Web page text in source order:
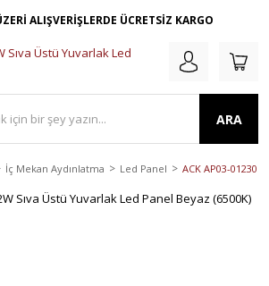
ALIŞVERİŞLERDE ÜCRETSİZ KARGO
ARA
İç Mekan Aydınlatma Led Panel ACK AP03-01230